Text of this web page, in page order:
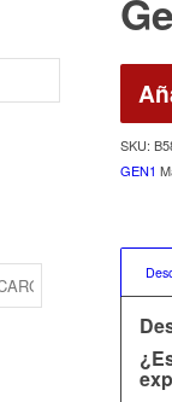
SKU:
GEN1